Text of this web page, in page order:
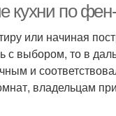
кухни по
или начиная
с выбором, то в
и
владельцам